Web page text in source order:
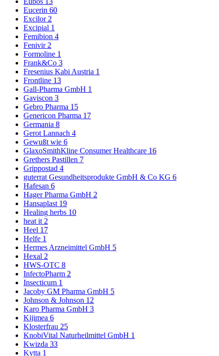
Eucerin 60
Excilor2
Excipial 1
Femibion 4
Fenivir2
Formoline 1
Frank&Co 3
Fresenius Kabi Austria 1
Frontline 13
Gall-Pharma GmbH 1
Gaviscon 3
Gebro Pharma 15
Genericon Pharma 17
Germania 8
Gerot Lannach 4
Gewußt wie 6
GlaxoSmithKline Consumer Healthcare 16
Grethers Pastillen 7
Grippostad 4
guterrat Gesundheitsprodukte GmbH & Co KG 6
Hafesan 6
Hager Pharma GmbH 2
Hansaplast 19
Healing herbs 10
heat it2
Heel 17
Helfe 1
Hermes Arzneimittel GmbH 5
Hexal 2
HWS-OTC 8
InfectoPharm 2
Insecticum 1
Jacoby GM Pharma GmbH 5
Johnson & Johnson 12
Karo Pharma GmbH 3
Kijimea 6
Klosterfrau 25
KnobiVital Naturheilmittel GmbH 1
Kwizda 33
Kytta 1